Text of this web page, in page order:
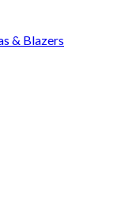
& Blazers